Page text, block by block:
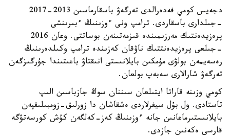
دجەيس كومي فەدەرالدى تەرگەۋ باسقارماسىن 2013-2017
-جىلدارى باسقاردى. ترامپ ونى ءوزىنىڭ ءبىرىنشى
پرەزيدەنتىك مەرزىمىندە قىزمەتىنەن بوساتتى. وعان 2016
-جىلعى پرەزيدەنتتىك ناۋقان كەزىندە ترامپ وكىلدەرىنىڭ
رەسەيمەن بولۋى مۇمكىن بايلانىستى انىقتاۋ باعىتىندا جۇرگىزگەن
تەرگەۋ شارالارى سەبەپ بولعان.
كومي وزىنە قاراتا ايتىلعان سىننان سوڭ جازباسىن الىپ
تاستادى. ول بۇل سيفرلاردى ەشقاشان دا زورلىق-زومبىلىقپەن
بايلانىستىرماعانىن جانە ءوزىنىڭ كەز-كەلگەن كۇش كورسەتۋگە
قارسى ەكەنىن جازدى.